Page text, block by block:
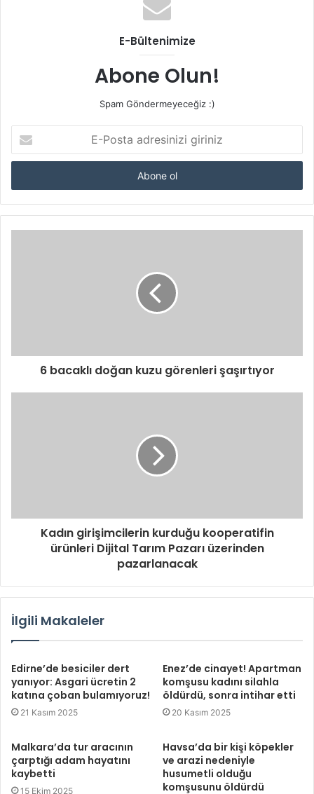
E-Bültenimize
Abone Olun!
Spam Göndermeyeceğiz :)
Posta
adresinizi
6 bacaklı doğan kuzu görenleri şaşırtıyor
Kadın girişimcilerin kurduğu kooperatifin
ürünleri Dijital Tarım Pazarı üzerinden
pazarlanacak
İlgili Makaleler
Edirne’de besiciler dert
yanıyor: Asgari ücretin 2
katına çoban bulamıyoruz!
21 Kasım 2025
Enez’de cinayet! Apartman
komşusu kadını silahla
öldürdü, sonra intihar etti
20 Kasım 2025
Malkara’da tur aracının
çarptığı adam hayatını
kaybetti
15 Ekim 2025
Havsa’da bir kişi köpekler
ve arazi nedeniyle
husumetli olduğu
komşusunu öldürdü